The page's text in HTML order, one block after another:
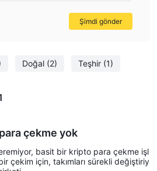
Doğal (2) Teşhir (1)
çekme yok
basit bir kripto para çekme işl
çekim için, takımları sürekli değiştiriy
Şimdi gönder